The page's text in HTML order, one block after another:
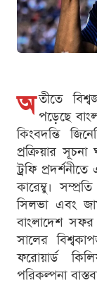
অ তীতে
পড়েছে
কিংবদন্তি
প্রক্রিয়ার
ট্রফি
কারেম্বু।
সিলভা এবং
বাংলাদেশ
সালের
ফরোয়ার্ড
পরিকল্পনা